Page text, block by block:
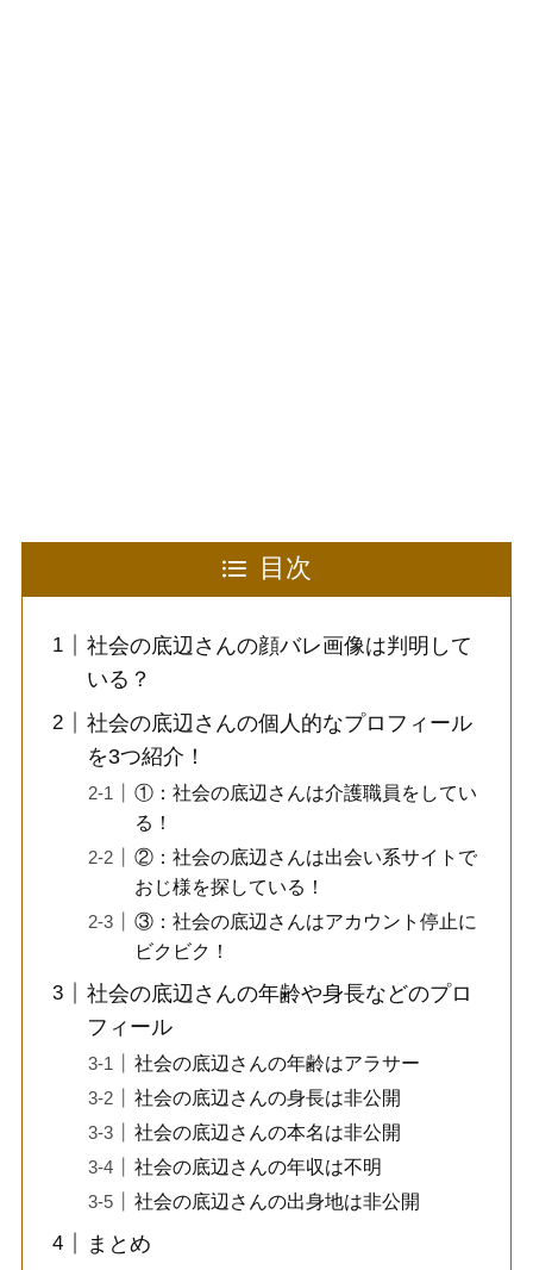
目次
社会の底辺さんの顔バレ画像は判明して
いる？
社会の底辺さんの個人的なプロフィール
を3つ紹介！
①：社会の底辺さんは介護職員をしてい
る！
②：社会の底辺さんは出会い系サイトで
おじ様を探している！
③：社会の底辺さんはアカウント停止に
ビクビク！
社会の底辺さんの年齢や身長などのプロ
フィール
社会の底辺さんの年齢はアラサー
社会の底辺さんの身長は非公開
社会の底辺さんの本名は非公開
社会の底辺さんの年収は不明
社会の底辺さんの出身地は非公開
まとめ